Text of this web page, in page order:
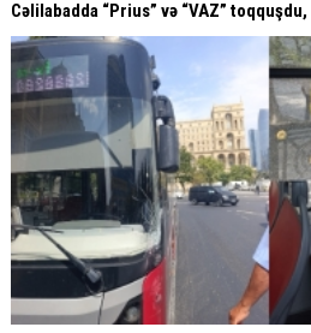
Cəlilabadda “Prius” və “VAZ” toqquşdu,